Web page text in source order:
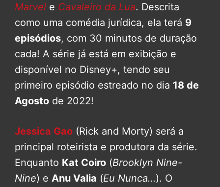
Marvel e Cavaleiro da Lua. Descrita
como uma comédia jurídica, ela terá 9
episódios, com 30 minutos de duração
cada! A série já está em exibição e
disponível no Disney+, tendo seu
primeiro episódio estreado no dia 18 de
Agosto de 2022!
Jessica Gao (Rick and Morty) será a
principal roteirista e produtora da série.
Enquanto Kat Coiro (Brooklyn Nine-
Nine) e Anu Valia (Eu Nunca…). O